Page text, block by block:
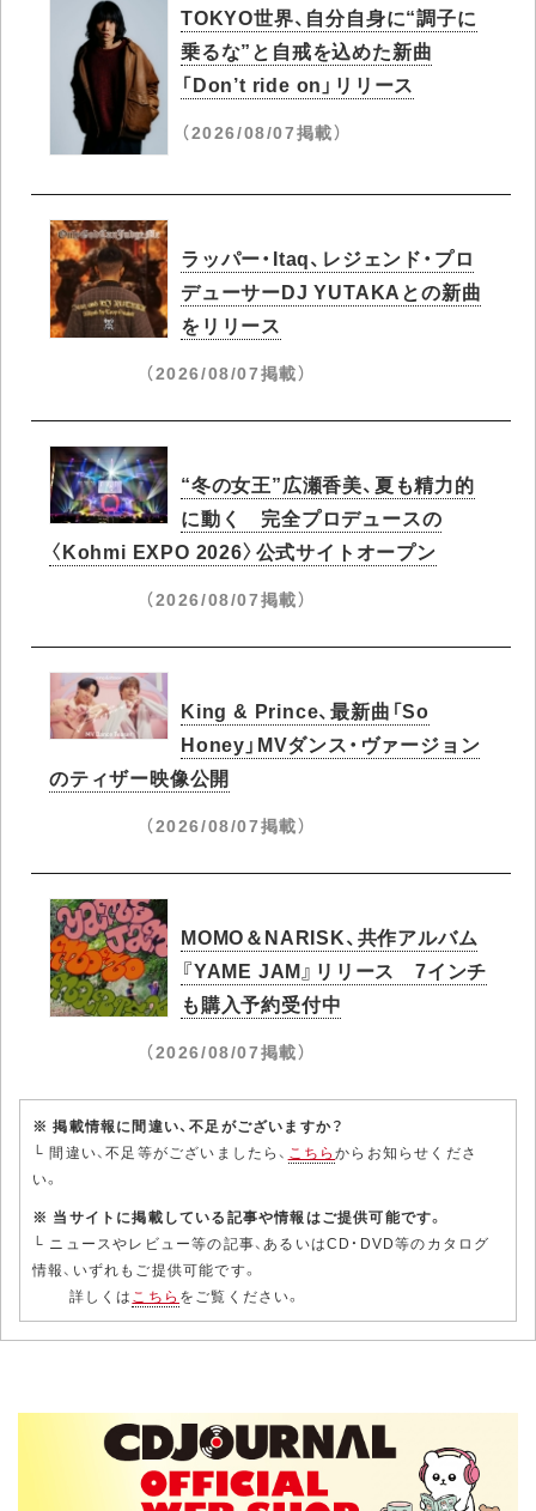
TOKYO世界、自分自身に“調子に
乗るな”と自戒を込めた新曲
「Don’t ride on」リリース
（2026/08/07掲載）
ラッパー・Itaq、レジェンド・プロ
デューサーDJ YUTAKAとの新曲
をリリース
（2026/08/07掲載）
“冬の女王”広瀬香美、夏も精力的
に動く 完全プロデュースの
〈Kohmi EXPO 2026〉公式サイトオープン
（2026/08/07掲載）
King & Prince、最新曲「So
Honey」MVダンス・ヴァージョン
のティザー映像公開
（2026/08/07掲載）
MOMO＆NARISK、共作アルバム
『YAME JAM』リリース 7インチ
も購入予約受付中
（2026/08/07掲載）
※ 掲載情報に間違い、不足がございますか？
└ 間違い、不足等がございましたら、 こちらからお知らせくださ
い。
※ 当サイトに掲載している記事や情報はご提供可能です。
└ ニュースやレビュー等の記事、あるいはCD・DVD等のカタログ
情報、いずれもご提供可能です。
詳しくはこちら をご覧ください。